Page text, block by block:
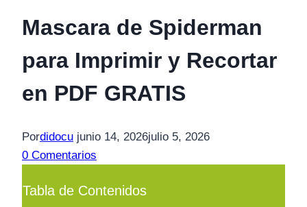
Mascara de Spiderman
para Imprimir y Recortar
en PDF GRATIS
Pordidocu junio 14, 2026julio 5, 2026
0 Comentarios
Tabla de Contenidos